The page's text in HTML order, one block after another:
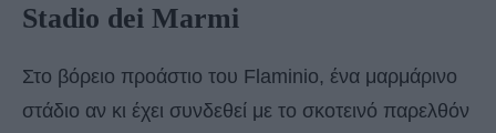
Stadio dei Marmi
Στο βόρειο προάστιο του Flaminio, ένα μαρμάρινο
στάδιο αν κι έχει συνδεθεί με το σκοτεινό παρελθόν